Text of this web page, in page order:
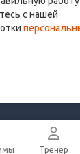
и
Тренер
с нашей